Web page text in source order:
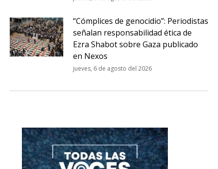
“Cómplices de genocidio”: Periodistas
señalan responsabilidad ética de
Ezra Shabot sobre Gaza publicado
en Nexos
jueves, 6 de agosto del 2026